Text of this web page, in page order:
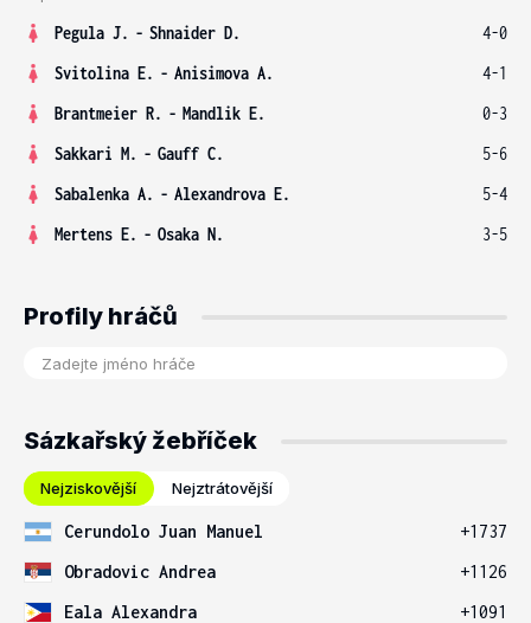
Pegula J. - Shnaider D.
4-0
Svitolina E. - Anisimova A.
4-1
Brantmeier R. - Mandlik E.
0-3
Sakkari M. - Gauff C.
5-6
Sabalenka A. - Alexandrova E.
5-4
Mertens E. - Osaka N. 3-5
Profily hráčů
Sázkařský žebříček
Nejziskovější Nejztrátovější
Cerundolo Juan Manuel
+1737
Obradovic Andrea
+1126
Eala Alexandra
+1091